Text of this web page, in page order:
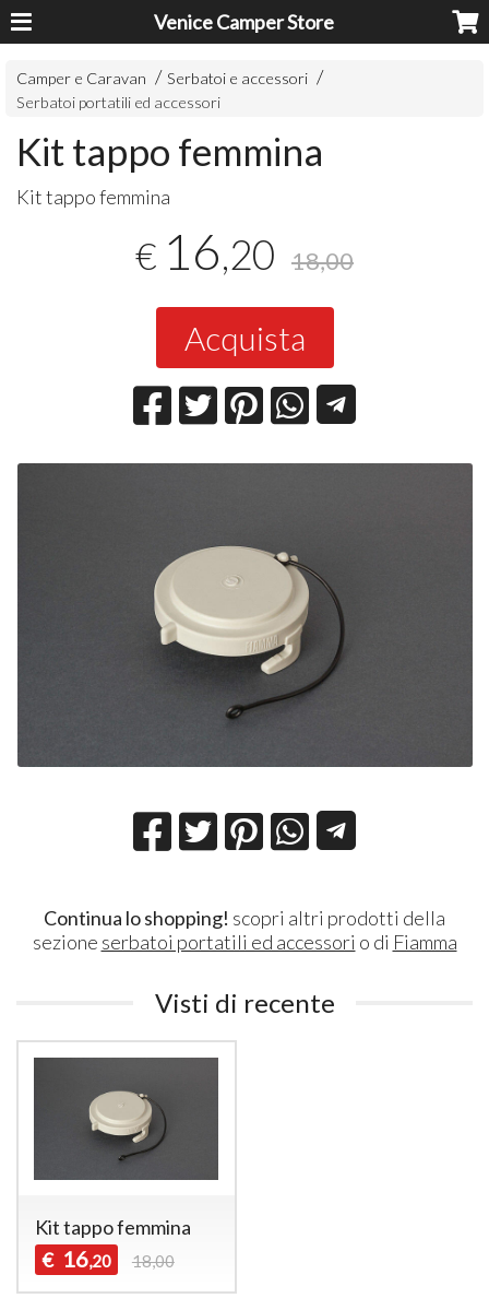
Venice Camper Store
Camper e Caravan
Serbatoi e accessori
Serbatoi portatili ed accessori
Kit tappo femmina
Kit tappo femmina
€ 16,20 18,00
Acquista
Continua lo shopping! scopri altri prodotti della
sezione serbatoi portatili ed accessori o di Fiamma
Visti di recente
Kit tappo femmina
€ 16,20 18,00